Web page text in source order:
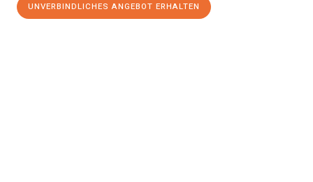
UNVERBINDLICHES ANGEBOT ERHALTEN